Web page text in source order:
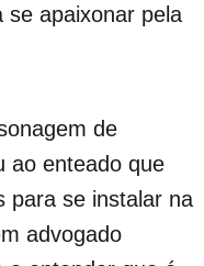
se apaixonar pela
de
ao enteado que
para se instalar na
advogado